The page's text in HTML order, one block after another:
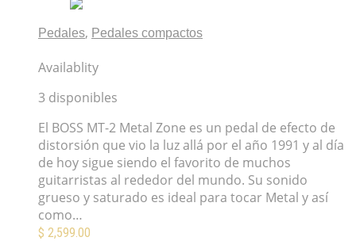
Pedales, Pedales compactos
Availablity
3 disponibles
El BOSS MT-2 Metal Zone es un pedal de efecto de
distorsión que vio la luz allá por el año 1991 y al día
de hoy sigue siendo el favorito de muchos
guitarristas al rededor del mundo. Su sonido
grueso y saturado es ideal para tocar Metal y así
como…
$ 2,599.00